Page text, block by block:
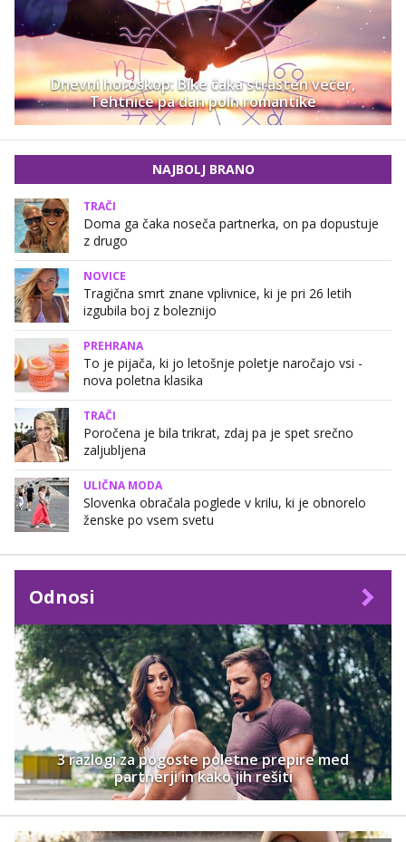
Dnevni horoskop: Bike čaka strasten večer,
Tehtnice pa dan poln romantike
NAJBOLJ BRANO
TRAČI
Doma ga čaka noseča partnerka, on pa dopustuje
z drugo
NOVICE
Tragična smrt znane vplivnice, ki je pri 26 letih
izgubila boj z boleznijo
PREHRANA
To je pijača, ki jo letošnje poletje naročajo vsi -
nova poletna klasika
TRAČI
Poročena je bila trikrat, zdaj pa je spet srečno
zaljubljena
ULIČNA MODA
Slovenka obračala poglede v krilu, ki je obnorelo
ženske po vsem svetu
Odnosi
3 razlogi za pogoste poletne prepire med
partnerji in kako jih rešiti